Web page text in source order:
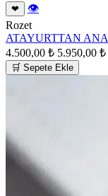
❤
👁
Rozet
ATAYURTTAN
4.500,00 ₺ 5.950,00 ₺
🛒 Sepete Ekle